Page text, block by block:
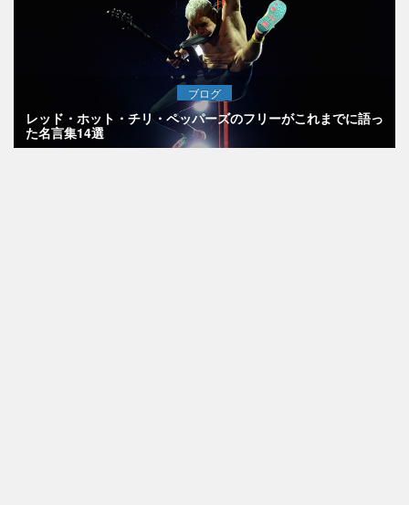
ブログ
レッド・ホット・チリ・ペッパーズのフリーがこれまでに語っ
た名言集14選